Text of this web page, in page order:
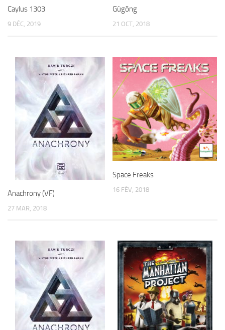
Caylus 1303
9 DÉC, 2019
Gùgõng
21 OCT, 2018
Anachrony (VF)
27 MAR, 2018
Space Freaks
16 FÉV, 2018